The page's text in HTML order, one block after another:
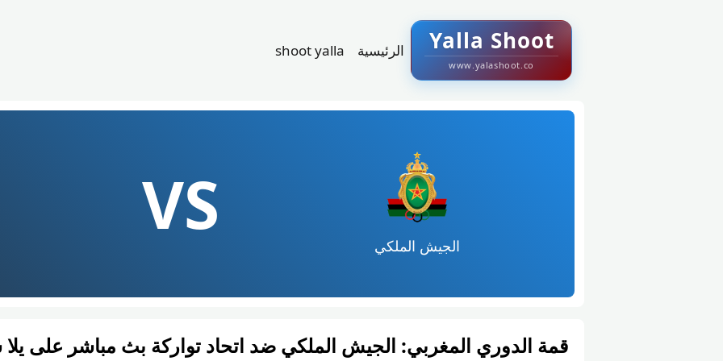
Yalla Shoot
www.yalashoot.co
الرئيسية shoot yalla
الجيش الملكي VS
قمة الدوري المغربي: الجيش الملكي ضد اتحاد تواركة بث مباشر على